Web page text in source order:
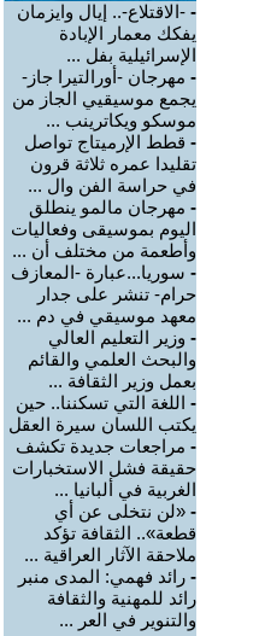
- -الاقتلاع-.. إيال وايزمان
يفكك معمار الإبادة
الإسرائيلية بفل ...
- مهرجان -أورالتيرا جاز-
يجمع موسيقيي الجاز من
موسكو ويكاترينب ...
- قطط الإرميتاج تواصل
تقليدا عمره ثلاثة قرون
في حراسة الفن وال ...
- مهرجان مالمو ينطلق
اليوم بموسيقى وفعاليات
وأطعمة من مختلف أن ...
- سوريا...عبارة -المعازف
حرام- تنشر على جدار
معهد موسيقي في دم ...
- وزير التعليم العالي
والبحث العلمي والقائم
بعمل وزير الثقافة ...
- اللغة التي تسكننا.. حين
يكتب اللسان سيرة العقل
- مراجعات جديدة تكشف
حقيقة فشل الاستخبارات
الغربية في ألبانيا ...
- «لن نتخلى عن أي
قطعة».. الثقافة تؤكد
ملاحقة الآثار العراقية ...
- رائد فهمي: المدى منبر
رائد للمهنية والثقافة
والتنوير في العر ...